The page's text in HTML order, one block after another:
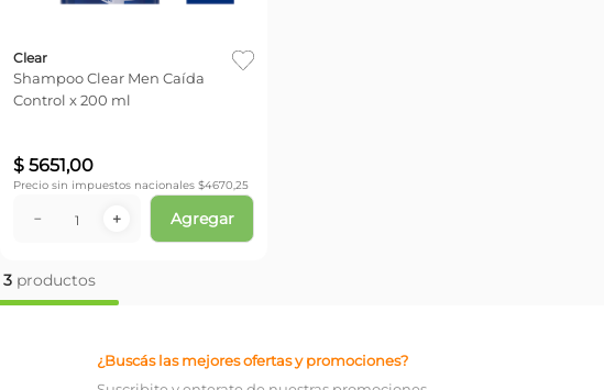
Clear
Shampoo Clear Men Caída
Control x 200 ml
$ 5651,00
Precio sin impuestos nacionales $4670,25
＋
－ Agregar
3productos
¿Buscás las mejores ofertas y promociones?